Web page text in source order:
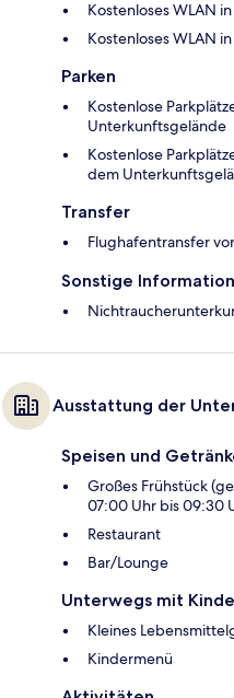
Kostenloses WLAN
Kostenloses WLAN
Parken
Kostenlose
Unterkunftsgelände
Kostenlose
dem
Transfer
Flughafentransfer
Sonstige
Ausstattung der
Speisen und
Großes Frühstück
07:00 Uhr bis 09:30
Restaurant
Bar/Lounge
Unterwegs mit
Kleines
Kindermenü